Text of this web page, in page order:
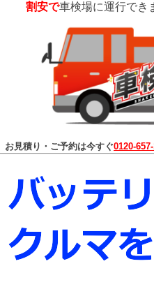
割安で車検場に運行でき
お見積り・ご予約は今すぐ0120-